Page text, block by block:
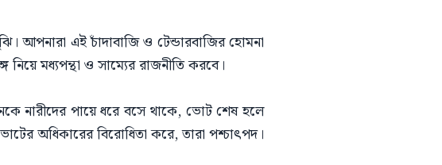
আপনারা এই চাঁদাবাজি ও টেন্ডারবাজির হোমনা
মধ্যপন্থা ও সাম্যের রাজনীতি করবে।
নারীদের পায়ে ধরে বসে থাকে, ভোট শেষ হলে
অধিকারের বিরোধিতা করে, তারা পশ্চাৎপদ।